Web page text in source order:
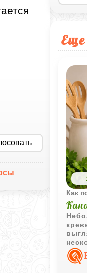
Как